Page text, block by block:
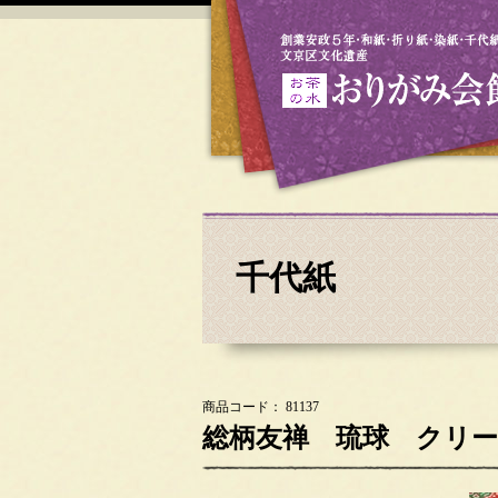
千代紙
商品コード： 81137
総柄友禅 琉球 クリ